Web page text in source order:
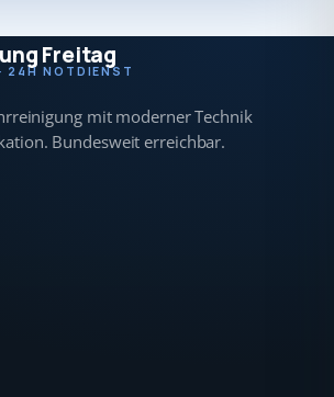
Freitag
24H NOTDIENST
mit moderner Technik
Bundesweit erreichbar.